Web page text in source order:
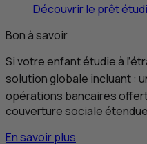
Découvrir le prêt
Bon à savoir
Si votre enfant étudie à
solution globale incluant :
opérations bancaires
couverture sociale
En savoir plus